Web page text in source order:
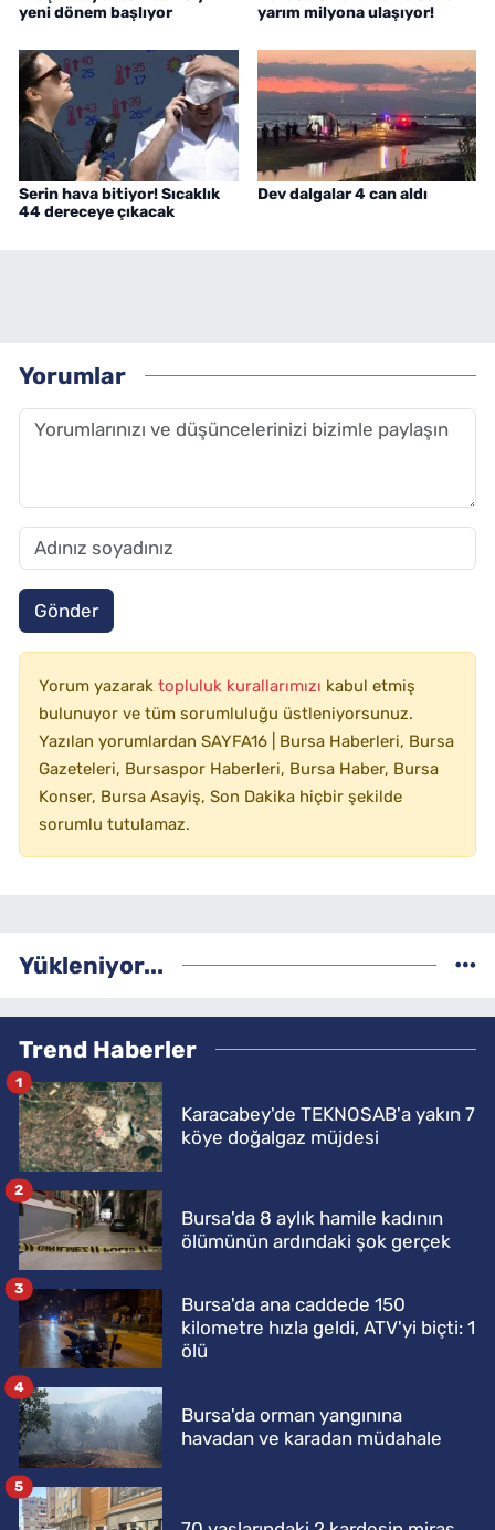
yeni dönem başlıyor
yarım milyona ulaşıyor!
Serin hava bitiyor! Sıcaklık
44 dereceye çıkacak
Dev dalgalar 4 can aldı
Yorumlar
Gönder
Yorum yazarak topluluk kurallarımızı kabul etmiş
bulunuyor ve tüm sorumluluğu üstleniyorsunuz.
Yazılan yorumlardan SAYFA16 | Bursa Haberleri, Bursa
Gazeteleri, Bursaspor Haberleri, Bursa Haber, Bursa
Konser, Bursa Asayiş, Son Dakika hiçbir şekilde
sorumlu tutulamaz.
Yükleniyor...
Trend Haberler
Karacabey'de TEKNOSAB'a yakın 7
köye doğalgaz müjdesi
1
Bursa'da 8 aylık hamile kadının
ölümünün ardındaki şok gerçek
2
Bursa'da ana caddede 150
kilometre hızla geldi, ATV'yi biçti: 1
ölü
3
Bursa'da orman yangınına
havadan ve karadan müdahale
4
5